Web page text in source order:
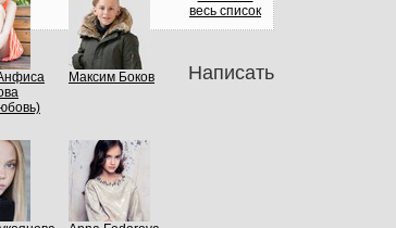
Максим Боков
весь список
Написать